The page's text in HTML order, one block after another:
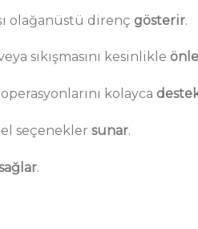
olağanüstü direnç gösterir.
sıkışmasını kesinlikle
kolayca
seçenekler sunar.
.